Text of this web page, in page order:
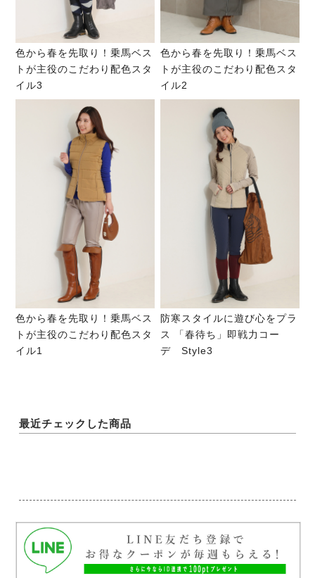
色から春を先取り！乗馬ベス
トが主役のこだわり配色スタ
イル3
色から春を先取り！乗馬ベス
トが主役のこだわり配色スタ
イル2
色から春を先取り！乗馬ベス
トが主役のこだわり配色スタ
イル1
防寒スタイルに遊び心をプラ
ス 「春待ち」即戦力コー
デ Style3
最近チェックした商品